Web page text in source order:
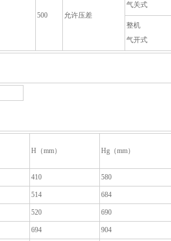
500 允许压差
气关式
整机
气开式
H（mm） Hg（mm）
410 580
514 684
520 690
694 904